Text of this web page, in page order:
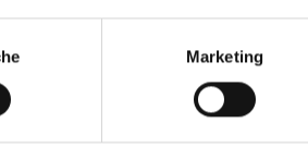
Marketing